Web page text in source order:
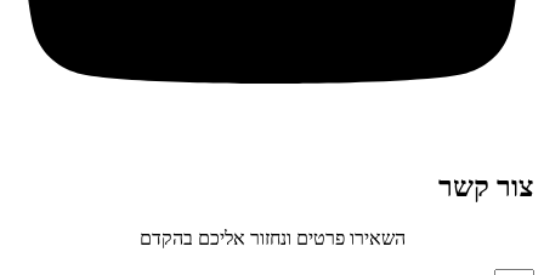
צור קשר
השאירו פרטים ונחזור אליכם בהקדם